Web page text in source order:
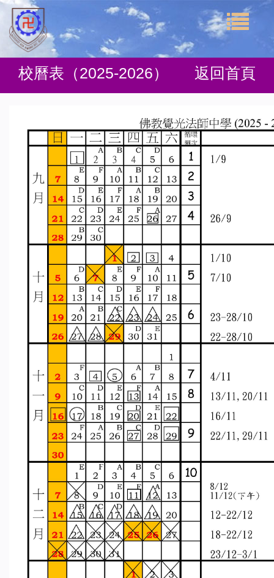
校曆表（2025-2026） 返回首頁